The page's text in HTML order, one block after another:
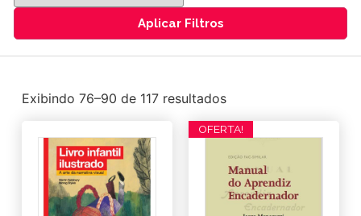
Aplicar Filtros
Exibindo 76–90 de 117 resultados
OFERTA!